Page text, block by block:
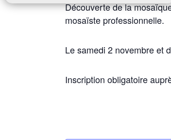
Découverte de la
mosaïste professionnelle.
Le samedi 2 novembre et
Inscription obligatoire